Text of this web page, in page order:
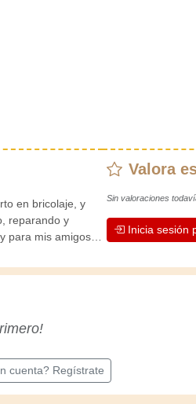
en bricolaje, y
reparando y
para mis amigos.
lo básico desde
he adquirido una
y te hace
trabajo.
¡Diviértete!
Valora
Sin valoraciones
Inicia sesión
cuenta? Regístrate